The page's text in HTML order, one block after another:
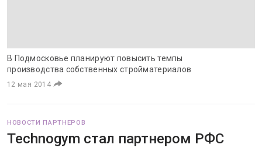
В Подмосковье планируют повысить темпы
производства собственных стройматериалов
12 мая 2014
НОВОСТИ ПАРТНЕРОВ
Technogym стал партнером РФС